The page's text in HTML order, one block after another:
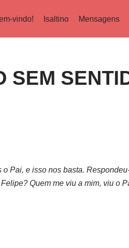
vindo! Isaltino Mensagens
SEM
o Pai, e isso nos basta.
Quem me viu a mim, viu o